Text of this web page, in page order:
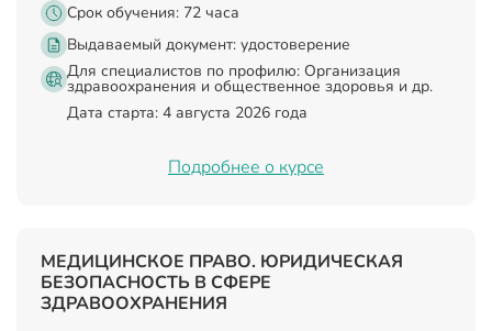
Срок обучения: 72 часа
Выдаваемый документ: удостоверение
Для специалистов по профилю: Организация
здравоохранения и общественное здоровья и др.
Дата старта: 4 августа 2026 года
Подробнее о курсе
МЕДИЦИНСКОЕ ПРАВО. ЮРИДИЧЕСКАЯ
БЕЗОПАСНОСТЬ В СФЕРЕ
ЗДРАВООХРАНЕНИЯ